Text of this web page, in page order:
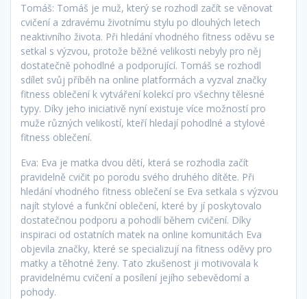
Tomáš: Tomáš je muž, který se rozhodl začít se věnovat
cvičení a zdravému životnímu stylu po dlouhých letech
neaktivního života. Při hledání vhodného fitness oděvu se
setkal s výzvou, protože běžné velikosti nebyly pro něj
dostatečně pohodlné a podporující. Tomáš se rozhodl
sdílet svůj příběh na online platformách a vyzval značky
fitness oblečení k vytváření kolekcí pro všechny tělesné
typy. Díky jeho iniciativě nyní existuje více možností pro
muže různých velikostí, kteří hledají pohodlné a stylové
fitness oblečení.
Eva: Eva je matka dvou dětí, která se rozhodla začít
pravidelně cvičit po porodu svého druhého dítěte. Při
hledání vhodného fitness oblečení se Eva setkala s výzvou
najít stylové a funkční oblečení, které by jí poskytovalo
dostatečnou podporu a pohodlí během cvičení. Díky
inspiraci od ostatních matek na online komunitách Eva
objevila značky, které se specializují na fitness oděvy pro
matky a těhotné ženy. Tato zkušenost ji motivovala k
pravidelnému cvičení a posílení jejího sebevědomí a
pohody.